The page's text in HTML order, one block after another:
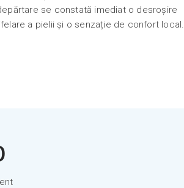
se constată imediat o desroșire
a pielii și o senzație de confort local.